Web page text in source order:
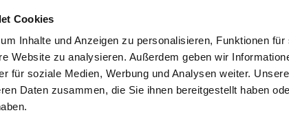
Cookies
Inhalte und Anzeigen zu personalisieren, Funktionen
Website zu analysieren. Außerdem geben wir
für soziale Medien, Werbung und Analysen weiter.
Daten zusammen, die Sie ihnen bereitgestellt haben